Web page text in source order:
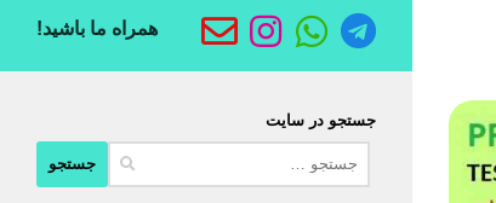
همراه ما باشید!
جستجو در سایت